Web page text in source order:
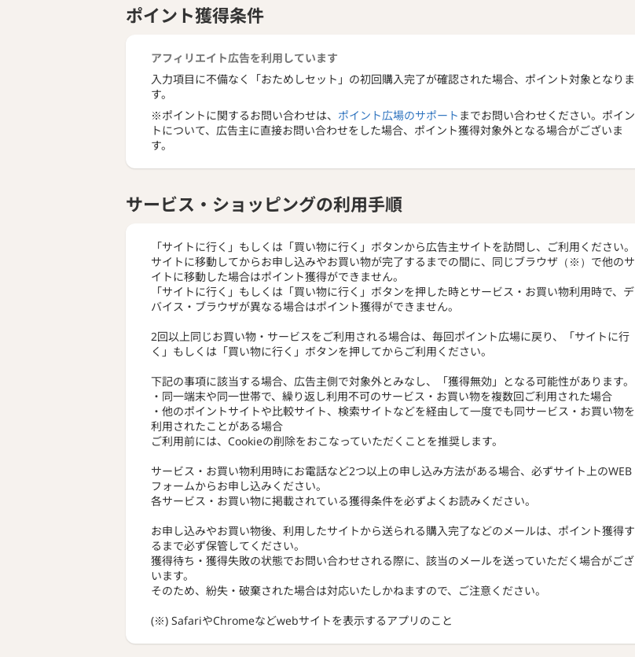
ポイント獲得条件
アフィリエイト広告を利用しています
入力項目に不備なく「おためしセット」の初回購入完了が確認された場合、ポイント対象となりま
す。
※ポイントに関するお問い合わせは、 ポイント広場のサポート までお問い合わせください。ポイン
トについて、広告主に直接お問い合わせをした場合、ポイント獲得対象外となる場合がございま
す。
サービス・ショッピングの利用手順
「サイトに行く」もしくは「買い物に行く」ボタンから広告主サイトを訪問し、ご利用ください。
サイトに移動してからお申し込みやお買い物が完了するまでの間に、同じブラウザ（※）で他のサ
イトに移動した場合はポイント獲得ができません。
「サイトに行く」もしくは「買い物に行く」ボタンを押した時とサービス・お買い物利用時で、デ
バイス・ブラウザが異なる場合はポイント獲得ができません。
2回以上同じお買い物・サービスをご利用される場合は、毎回ポイント広場に戻り、「サイトに行
く」もしくは「買い物に行く」ボタンを押してからご利用ください。
下記の事項に該当する場合、広告主側で対象外とみなし、「獲得無効」となる可能性があります。
・同一端末や同一世帯で、繰り返し利用不可のサービス・お買い物を複数回ご利用された場合
・他のポイントサイトや比較サイト、検索サイトなどを経由して一度でも同サービス・お買い物を
利用されたことがある場合
ご利用前には、Cookieの削除をおこなっていただくことを推奨します。
サービス・お買い物利用時にお電話など2つ以上の申し込み方法がある場合、必ずサイト上のWEB
フォームからお申し込みください。
各サービス・お買い物に掲載されている獲得条件を必ずよくお読みください。
お申し込みやお買い物後、利用したサイトから送られる購入完了などのメールは、ポイント獲得す
るまで必ず保管してください。
獲得待ち・獲得失敗の状態でお問い合わせされる際に、該当のメールを送っていただく場合がござ
います。
そのため、紛失・破棄された場合は対応いたしかねますので、ご注意ください。
(※) SafariやChromeなどwebサイトを表示するアプリのこと